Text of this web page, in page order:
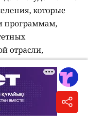
которые
программам,
отрасли,
К этой
лица с
без попечения
которых имеют
детей с